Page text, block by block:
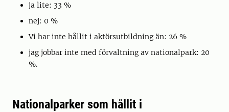
ja lite: 33 %
nej: 0 %
Vi har inte hållit i aktörsutbildning än: 26 %
jag jobbar inte med förvaltning av nationalpark: 20
%.
Nationalparker som hållit i